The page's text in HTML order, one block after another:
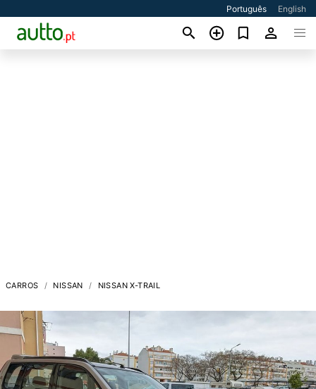
Português English
CARROS NISSAN NISSAN X-TRAIL